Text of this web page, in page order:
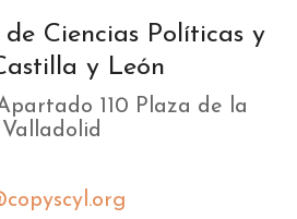
Ciencias Políticas y
y León
110 Plaza de la